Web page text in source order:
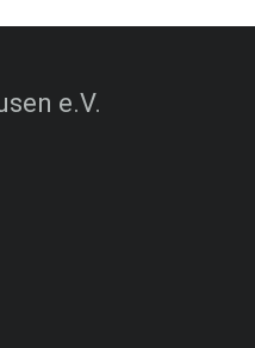
e.V.